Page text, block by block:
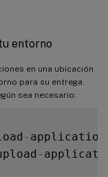
entorno
en una ubicación
para su entrega.
sea necesario:
- application
-